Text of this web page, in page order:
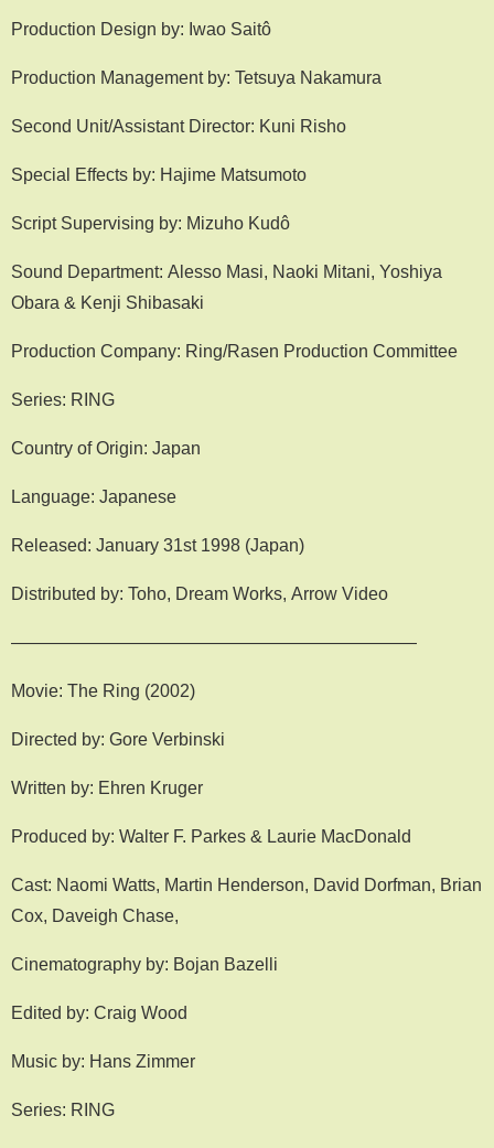
Production Design by: Iwao Saitô
Production Management by: Tetsuya Nakamura
Second Unit/Assistant Director: Kuni Risho
Special Effects by: Hajime Matsumoto
Script Supervising by: Mizuho Kudô
Sound Department: Alesso Masi, Naoki Mitani, Yoshiya
Obara & Kenji Shibasaki
Production Company: Ring/Rasen Production Committee
Series: RING
Country of Origin: Japan
Language: Japanese
Released: January 31st 1998 (Japan)
Distributed by: Toho, Dream Works, Arrow Video
———————————————————————
Movie: The Ring (2002)
Directed by: Gore Verbinski
Written by: Ehren Kruger
Produced by: Walter F. Parkes & Laurie MacDonald
Cast: Naomi Watts, Martin Henderson, David Dorfman, Brian
Cox, Daveigh Chase,
Cinematography by: Bojan Bazelli
Edited by: Craig Wood
Music by: Hans Zimmer
Series: RING